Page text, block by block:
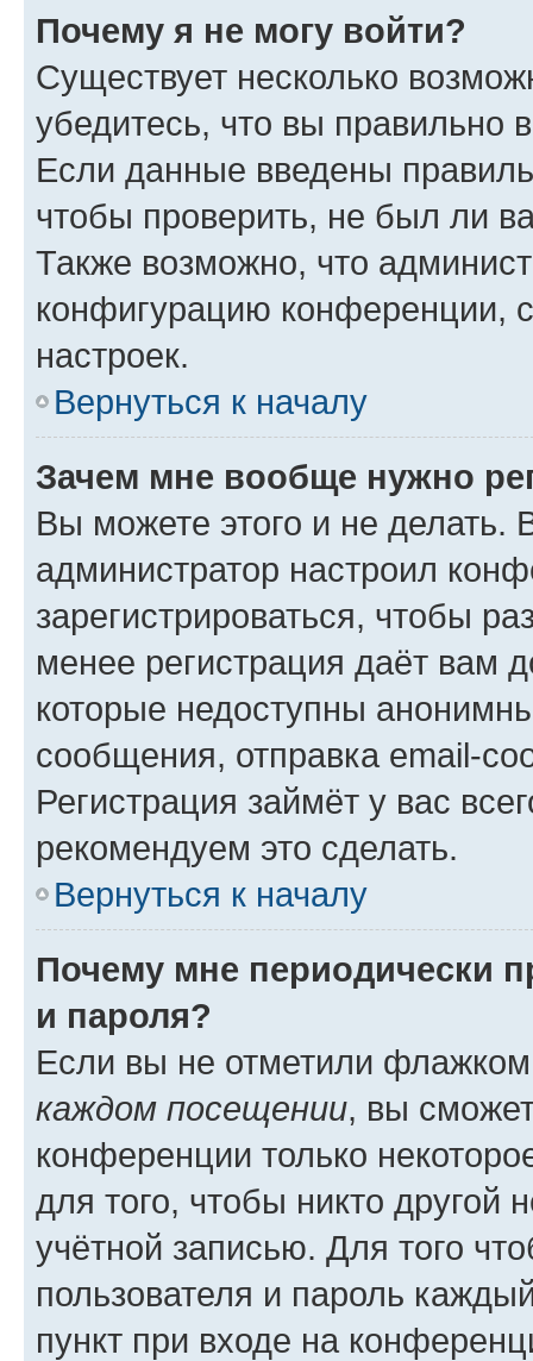
Почему я не могу войти?
Существует несколько
убедитесь, что вы правильно
Если данные введены
чтобы проверить, не был ли
Также возможно, что
конфигурацию конференции,
настроек.
Вернуться к началу
Зачем мне вообще нужно
Вы можете этого и не делать.
администратор настроил
зарегистрироваться, чтобы
менее регистрация даёт вам
которые недоступны
сообщения, отправка email-
Регистрация займёт у вас
рекомендуем это сделать.
Вернуться к началу
Почему мне периодически
и пароля?
Если вы не отметили
каждом посещении, вы
конференции только
для того, чтобы никто другой
учётной записью. Для того
пользователя и пароль
пункт при входе на